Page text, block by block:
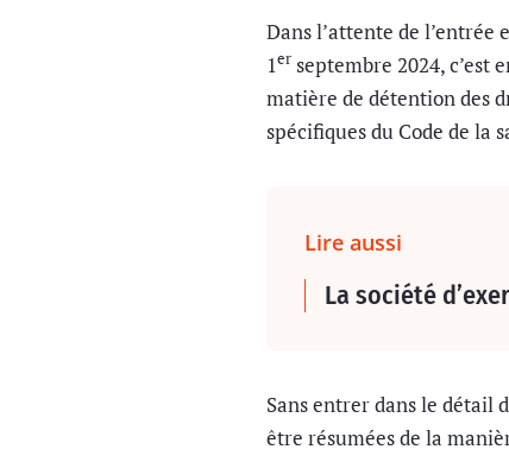
Dans l’attente de l’entrée
1erseptembre 2024, c’est
matière de détention des
spécifiques du Code de la
Lire aussi
La société
Sans entrer dans le détail
être résumées de la